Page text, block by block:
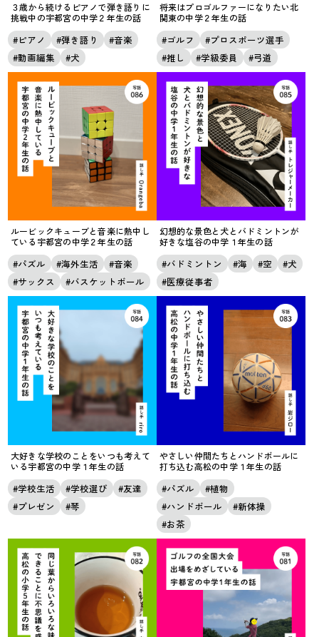
３歳から続けるピアノで弾き語りに
挑戦中の宇都宮の中学２年生の話
ピアノ 弾き語り
音楽
動画編集
犬
将来はプロゴルファーになりたい北
関東の中学２年生の話
ゴルフ
プロスポーツ選手
推し
学級委員 弓道
ルービックキューブと音楽に熱中し
ている宇都宮の中学２年生の話
パズル 海外生活
音楽
サックス
バスケットボール
幻想的な景色と犬とバドミントンが
好きな塩谷の中学１年生の話
バドミントン 海 空
犬
医療従事者
大好きな学校のことをいつも考えて
いる宇都宮の中学１年生の話
学校生活 学校選び
友達
プレゼン
琴
やさしい仲間たちとハンドボールに
打ち込む高松の中学１年生の話
パズル
植物
ハンドボール
新体操
お茶